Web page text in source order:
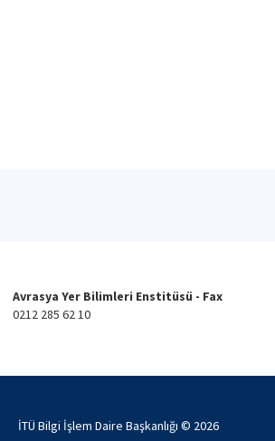
Avrasya Yer Bilimleri Enstitüsü - Fax
0212 285 62 10
İTÜ Bilgi İşlem Daire Başkanlığı © 2026